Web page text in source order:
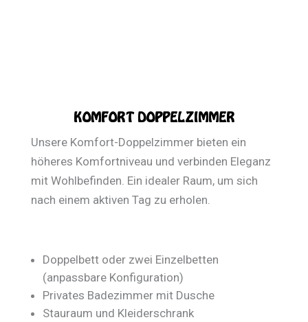
KOMFORT DOPPELZIMMER
Unsere Komfort-Doppelzimmer bieten ein
höheres Komfortniveau und verbinden Eleganz
mit Wohlbefinden. Ein idealer Raum, um sich
nach einem aktiven Tag zu erholen.
Doppelbett oder zwei Einzelbetten
(anpassbare Konfiguration)
Privates Badezimmer mit Dusche
Stauraum und Kleiderschrank